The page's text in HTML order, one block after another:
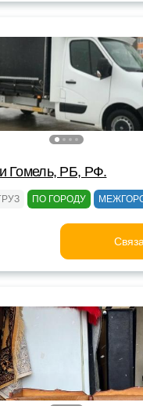
Гомель, РБ, РФ.
ПО ГОРОДУ